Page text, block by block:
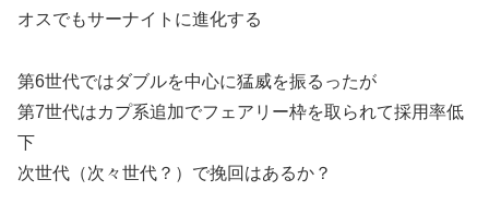
オスでもサーナイトに進化する
第6世代ではダブルを中心に猛威を振るったが
第7世代はカプ系追加でフェアリー枠を取られて採用率低
下
次世代（次々世代？）で挽回はあるか？